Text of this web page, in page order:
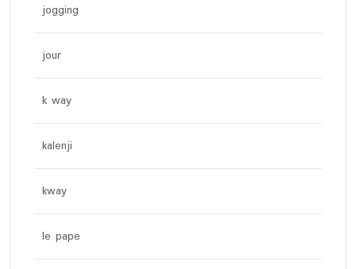
jogging
jour
k way
kalenji
kway
le pape